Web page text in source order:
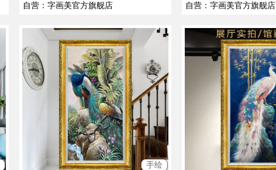
自营 ： 字画美官方旗舰店 自营 ： 字画美官方旗舰店
手绘